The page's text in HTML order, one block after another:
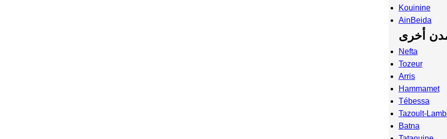
Kouinine
AinBeida
أخرى
Nefta
Tozeur
Arris
Hammamet
Tébessa
Tazoult-
Batna